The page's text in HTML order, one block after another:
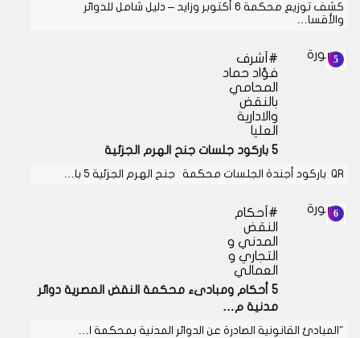
كشف توزيع محكمة 6 أكتوبر وزايد – دليل شامل للدوائر
والأقسا…
أشرف
فؤاد حماد
المحامي
بالنقض
والادارية
العليا
5 باركود جلسات جنح الهرم الجزئية
QR باركود أجندة الجلسات محكمة جنح الهرم الجزئية 5 با…
أحكام
النقض
المدني و
التجاري و
العمالي
5 أحكام ومبادىء محكمة النقض المصرية دوائر
مدنية م…
"المبادئ القانونية الصادرة عن الدوائر المدنية بمحكمة ا…